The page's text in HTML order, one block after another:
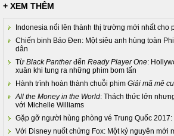
+ XEM THÊM
Indonesia nổi lên thành thị trường mới nhất cho
Chiến binh Báo Đen: Một siêu anh hùng toàn
dân
Từ Black Pantherđến Ready Player One:
xuân khi tung ra những phim bom tấn
Hành trình hoàn thành chuỗi phim Giải mã mê
All the Money in the World: Thách thức lớn
với Michelle Williams
Gặp gỡ người hùng phòng vé Trung Quốc 2017:
Với Disney nuốt chửng Fox: Một kỷ nguyên mới